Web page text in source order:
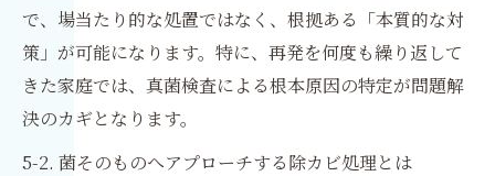
で、場当たり的な処置ではなく、根拠ある「本質的な対
策」が可能になります。特に、再発を何度も繰り返して
きた家庭では、真菌検査による根本原因の特定が問題解
決のカギとなります。
5-2. 菌そのものへアプローチする除カビ処理とは